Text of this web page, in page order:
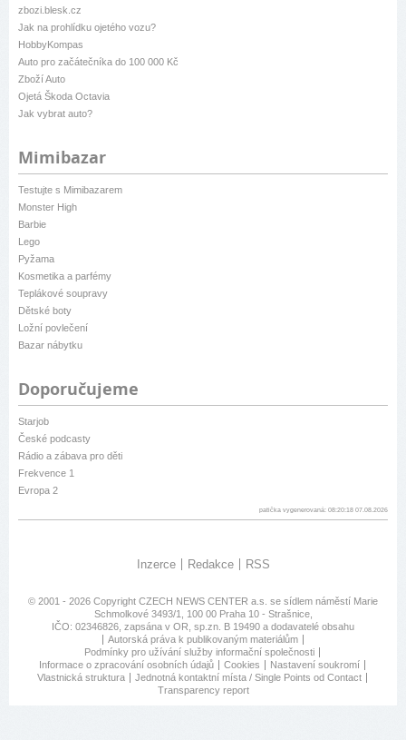
zbozi.blesk.cz
Jak na prohlídku ojetého vozu?
HobbyKompas
Auto pro začátečníka do 100 000 Kč
Zboží Auto
Ojetá Škoda Octavia
Jak vybrat auto?
Mimibazar
Testujte s Mimibazarem
Monster High
Barbie
Lego
Pyžama
Kosmetika a parfémy
Teplákové soupravy
Dětské boty
Ložní povlečení
Bazar nábytku
Doporučujeme
Starjob
České podcasty
Rádio a zábava pro děti
Frekvence 1
Evropa 2
patička vygenerovaná: 08:20:18 07.08.2026
Inzerce Redakce RSS
© 2001 - 2026 Copyright CZECH NEWS CENTER a.s. se sídlem náměstí Marie
Schmolkové 3493/1, 100 00 Praha 10 - Strašnice,
IČO: 02346826, zapsána v OR, sp.zn. B 19490 a dodavatelé obsahu
Autorská práva k publikovaným materiálům
Podmínky pro užívání služby informační společnosti
Informace o zpracování osobních údajů
Cookies
Nastavení soukromí
Vlastnická struktura
Jednotná kontaktní místa / Single Points od Contact
Transparency report